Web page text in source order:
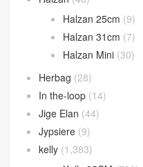
Halzan 25cm (9)
Halzan 31cm (7)
Halzan Mini (30)
Herbag (28)
In the-loop (14)
Jige Elan (44)
Jypsiere (9)
kelly (1,383)